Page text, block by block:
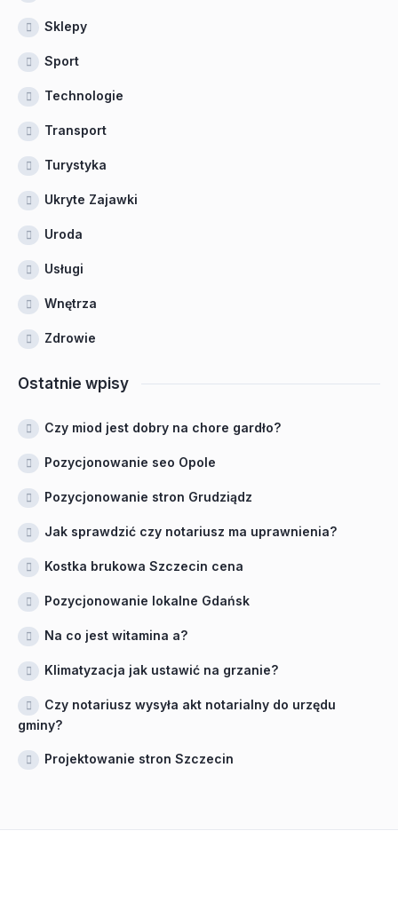
Sklepy
Sport
Technologie
Transport
Turystyka
Ukryte Zajawki
Uroda
Usługi
Wnętrza
Zdrowie
Ostatnie wpisy
Czy miod jest dobry na chore gardło?
Pozycjonowanie seo Opole
Pozycjonowanie stron Grudziądz
Jak sprawdzić czy notariusz ma uprawnienia?
Kostka brukowa Szczecin cena
Pozycjonowanie lokalne Gdańsk
Na co jest witamina a?
Klimatyzacja jak ustawić na grzanie?
Czy notariusz wysyła akt notarialny do urzędu
gminy?
Projektowanie stron Szczecin